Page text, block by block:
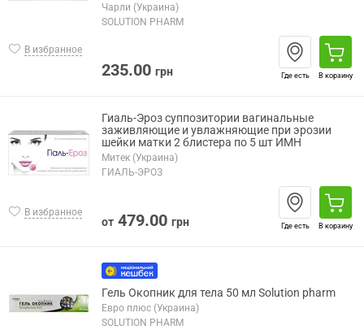
В избранное
Чарли (Украина)
SOLUTION PHARM
235.00 грн Где есть В корзину
В избранное
Гиаль-Эроз суппозитории вагинальные
заживляющие и увлажняющие при эрозии
шейки матки 2 блистера по 5 шт ИМН
Митек (Украина)
ГИАЛЬ-ЭРОЗ
от 479.00 грн Где есть В корзину
Гель Окопник для тела 50 мл Solution pharm
Евро плюс (Украина)
SOLUTION PHARM